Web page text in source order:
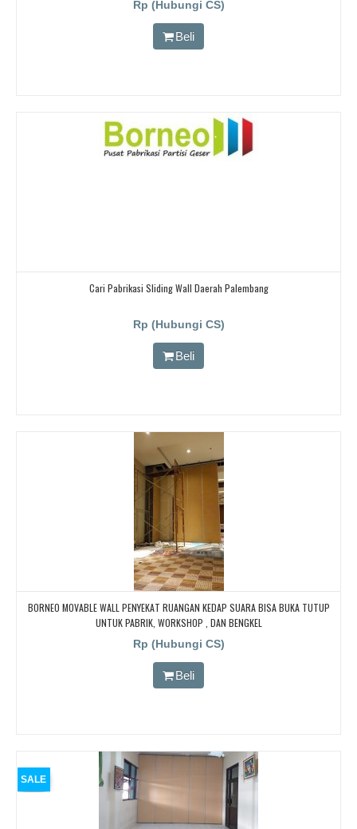
Rp (Hubungi CS)
Beli
Cari Pabrikasi Sliding Wall Daerah Palembang
Rp (Hubungi CS)
Beli
BORNEO MOVABLE WALL PENYEKAT RUANGAN KEDAP SUARA BISA BUKA TUTUP
UNTUK PABRIK, WORKSHOP , DAN BENGKEL
Rp (Hubungi CS)
Beli
SALE